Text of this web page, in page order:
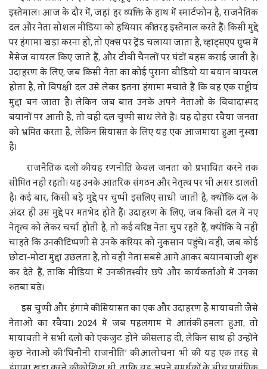
इस्तेमाल। आज के दौर में, जहां हर व्यक्ति के हाथ में स्मार्टफोन है, राजनैतिक
दल और नेता सोशल मीडिया को हथियार की तरह इस्तेमाल करते हैं। किसी मुद्दे
पर हंगामा खड़ा करना हो, तो एक्स पर ट्रेंड चलाया जाता है, व्हाट्सएप ग्रुप्स में
मैसेज वायरल किए जाते हैं, और टीवी चैनलों पर घंटों बहस कराई जाती है।
उदाहरण के लिए, जब किसी नेता का कोई पुराना वीडियो या बयान वायरल
होता है, तो विपक्षी दल उसे लेकर इतना हंगामा मचाते हैं कि वह एक राष्ट्रीय
मुद्दा बन जाता है। लेकिन जब बात उनके अपने नेताओं के विवादास्पद
बयानों पर आती है, तो वही दल चुप्पी साध लेते हैं। यह दोहरा रवैया जनता
को भ्रमित करता है, लेकिन सियासत के लिए यह एक आजमाया हुआ नुस्खा
है।
राजनैतिक दलों की यह रणनीति केवल जनता को प्रभावित करने तक
सीमित नहीं रहती। यह उनके आंतरिक संगठन और नेतृत्व पर भी असर डालती
है। कई बार, किसी बड़े मुद्दे पर चुप्पी इसलिए साधी जाती है, क्योंकि दल के
अंदर ही उस मुद्दे पर मतभेद होते हैं। उदाहरण के लिए, जब किसी दल में नए
नेतृत्व को लेकर चर्चा होती है, तो कई वरिष्ठ नेता चुप रहते हैं, क्योंकि वे नहीं
चाहते कि उनकी टिप्पणी से उनके करियर को नुकसान पहुंचे। वहीं, जब कोई
छोटा-मोटा मुद्दा उछलता है, तो वही नेता सबसे आगे आकर बयानबाजी शुरू
कर देते हैं, ताकि मीडिया में उनकी तस्वीर छपे और कार्यकर्ताओं में उनका
रुतबा बढ़े।
इस चुप्पी और हंगामे की सियासत का एक और उदाहरण है मायावती जैसे
नेताओं का रवैया। 2024 में जब पहलगाम में आतंकी हमला हुआ, तो
मायावती ने सभी दलों को एकजुट होने की सलाह दी, लेकिन साथ ही उन्होंने
कुछ नेताओं की ‘घिनौनी राजनीति’ की आलोचना भी की। यह एक तरह से